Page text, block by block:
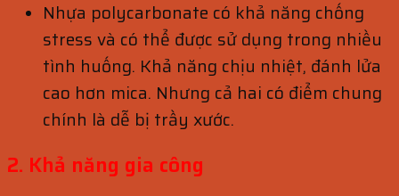
Nhựa polycarbonate có khả năng chống
stress và có thể được sử dụng trong nhiều
tình huống. Khả năng chịu nhiệt, đánh lửa
cao hơn mica. Nhưng cả hai có điểm chung
chính là dễ bị trầy xước.
2. Khả năng gia công